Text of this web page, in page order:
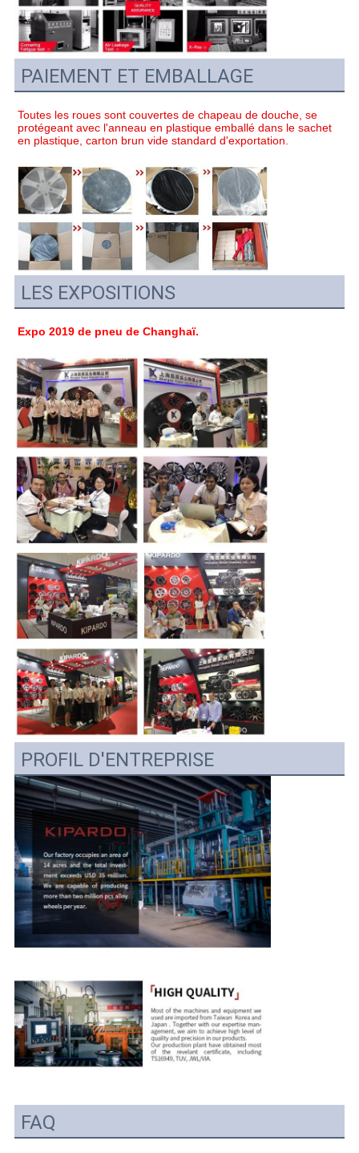
PAIEMENT ET EMBALLAGE
Toutes les roues sont couvertes de chapeau de douche, se
protégeant avec l'anneau en plastique emballé dans le sachet
en plastique, carton brun vide standard d'exportation.
LES EXPOSITIONS
Expo 2019 de pneu de Changhaï.
PROFIL D'ENTREPRISE
FAQ